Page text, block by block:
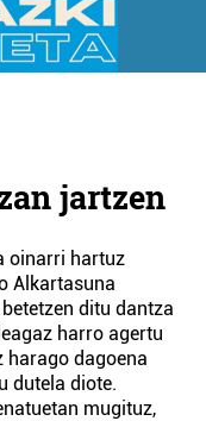
jartzen
oinarri hartuz
Alkartasuna
ditu dantza
harro agertu
harago dagoena
dutela diote.
mugituz,